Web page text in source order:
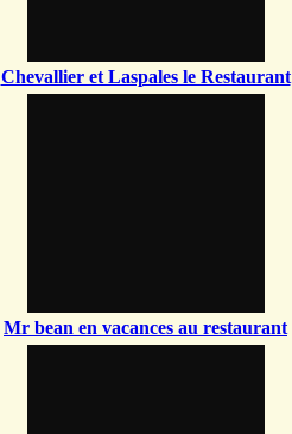
Chevallier et Laspales le Restaurant
Mr bean en vacances au restaurant